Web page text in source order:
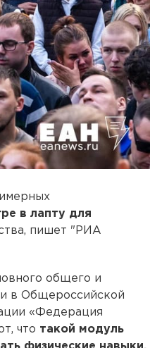
в лапту для
пишет "РИА
общего и
в Общероссийской
«Федерация
что такой модуль